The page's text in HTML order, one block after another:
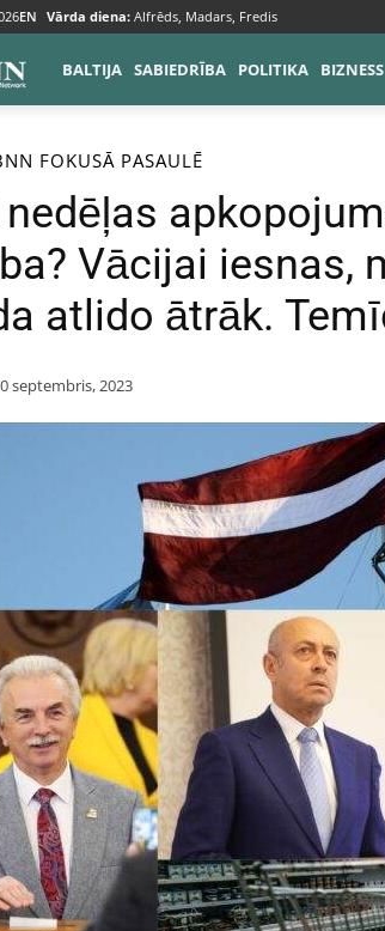
EN Vārda diena: Alfrēds, Madars, Fredis
BALTIJA SABIEDRĪBA POLITIKA BIZNESS
FOKUSĀ PASAULĒ
nedēļas
Vācijai iesnas,
atlido ātrāk.
septembris, 2023